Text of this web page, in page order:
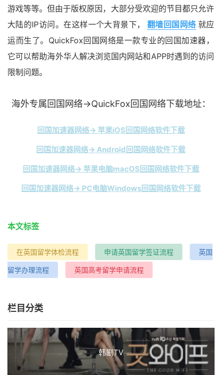
游戏等等。但由于版权原因，大部分受欢迎的节目都只允许
大陆的IP访问。在这样一个大背景下，
翻墙回国网络 就应
运而生了。QuickFox回国网络是一款专业的回国加速器，
它可以帮助海外华人解决浏览国内网站和APP时遇到的访问
限制问题。
海外专属回国网络→QuickFox回国网络下载地址：
回国加速器网络→ 苹果iOS回国网络软件下载
回国加速器网络→ Android回国网络软件下载
回国加速器网络→ 苹果电脑macOS回国网络软件下载
回国加速器网络→ PC电脑Windows回国网络软件下载
本文标签
在英国留学体检流程 申请英国留学签证流程 英国
留学办理流程 英国高考留学申请流程
栏目分类
韩剧TV